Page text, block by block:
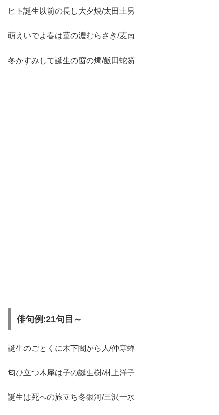
ヒト誕生以前の長し大夕焼/太田土男
萌えいでよ春は菫の濃むらさき/麦南
冬かすみして誕生の窗の燭/飯田蛇笏
俳句例:21句目～
誕生のごとくに木下闇から人/仲寒蝉
匂ひ立つ木犀は子の誕生樹/村上洋子
誕生は死への旅立ち冬銀河/三沢一水